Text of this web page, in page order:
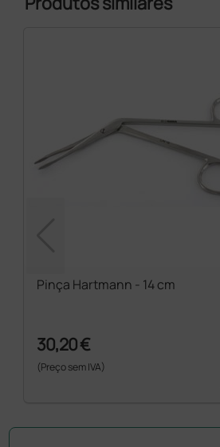
Pinça Hartmann - 14 cm
30,20 €
(Preço sem IVA)